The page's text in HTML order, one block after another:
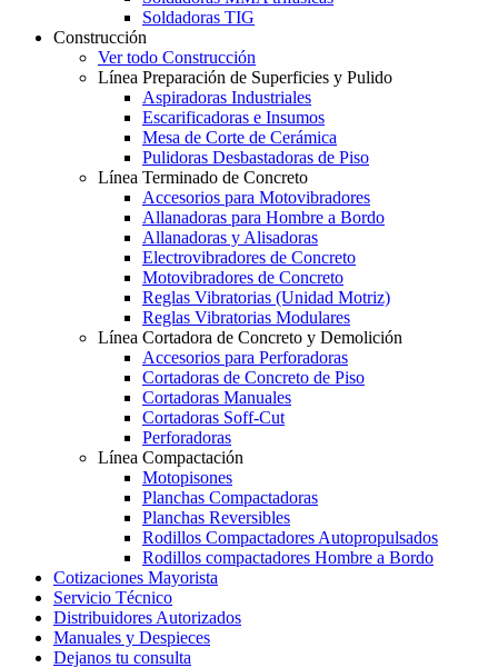
Soldadoras TIG
Construcción
Ver todo Construcción
Línea Preparación de Superficies y Pulido
Aspiradoras Industriales
Escarificadoras e Insumos
Mesa de Corte de Cerámica
Pulidoras Desbastadoras de Piso
Línea Terminado de Concreto
Accesorios para Motovibradores
Allanadoras para Hombre a Bordo
Allanadoras y Alisadoras
Electrovibradores de Concreto
Motovibradores de Concreto
Reglas Vibratorias (Unidad Motriz)
Reglas Vibratorias Modulares
Línea Cortadora de Concreto y Demolición
Accesorios para Perforadoras
Cortadoras de Concreto de Piso
Cortadoras Manuales
Cortadoras Soff-Cut
Perforadoras
Línea Compactación
Motopisones
Planchas Compactadoras
Planchas Reversibles
Rodillos Compactadores Autopropulsados
Rodillos compactadores Hombre a Bordo
Cotizaciones Mayorista
Servicio Técnico
Distribuidores Autorizados
Manuales y Despieces
Dejanos tu consulta